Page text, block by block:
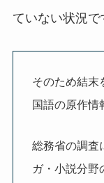
ていない状況で
そのため結末
国語の原作情
総務省の調査
ガ・小説分野